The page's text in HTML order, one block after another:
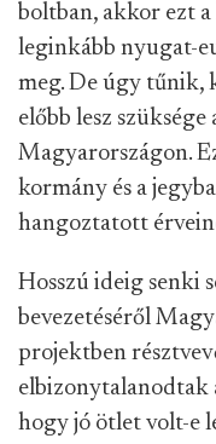
boltban, akkor ezt
leginkább nyugat-
meg. De úgy tűnik,
előbb lesz
Magyarországon.
kormány és a
hangoztatott
Hosszú ideig senki
bevezetéséről
projektben
elbizonytalanodtak
hogy jó ötlet volt-e